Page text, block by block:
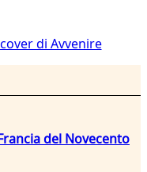
di Avvenire
del Novecento